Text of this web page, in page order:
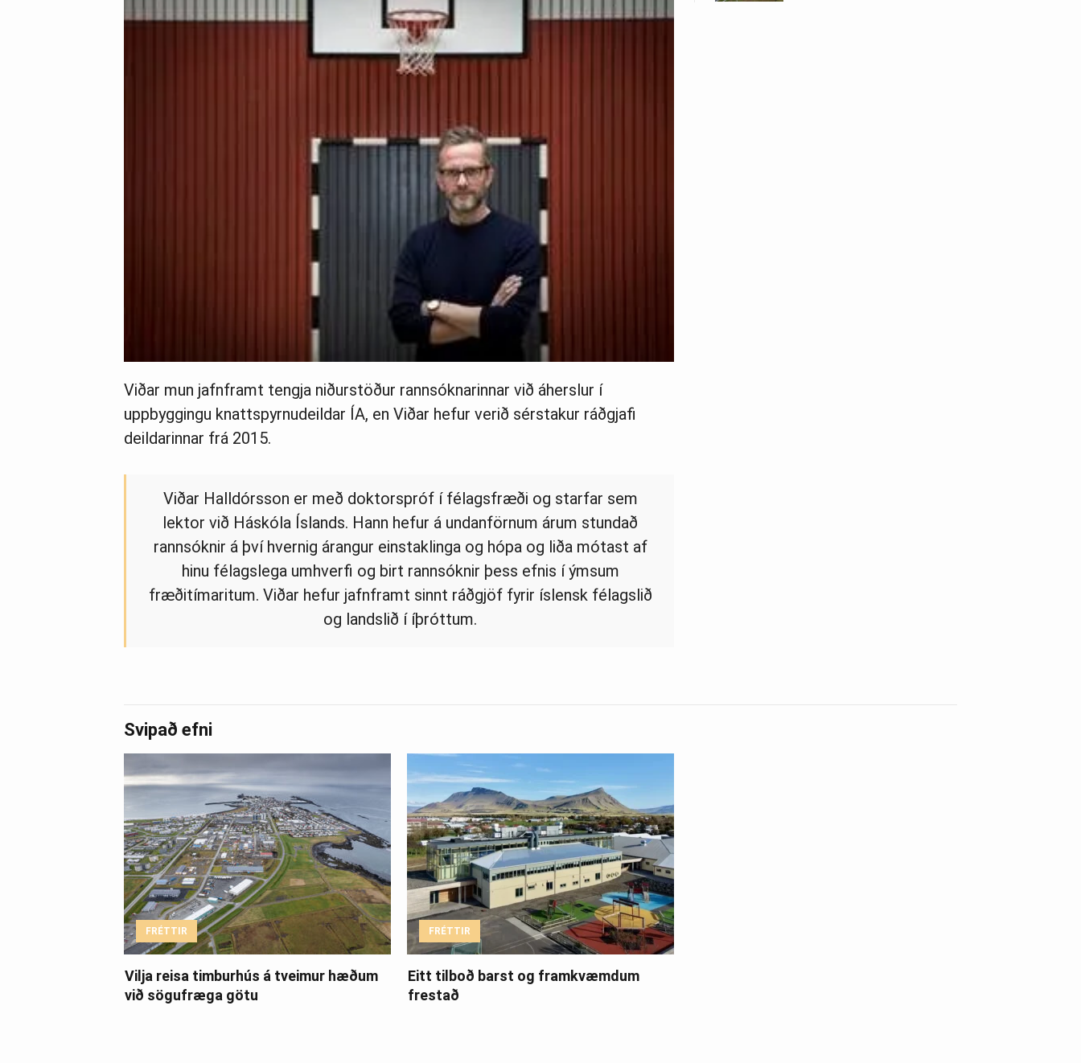
Viðar mun jafnframt tengja niðurstöður rannsóknarinnar við áherslur í
uppbyggingu knattspyrnudeildar ÍA, en Viðar hefur verið sérstakur ráðgjafi
deildarinnar frá 2015.
Viðar Halldórsson er með doktorspróf í félagsfræði og starfar sem
lektor við Háskóla Íslands. Hann hefur á undanförnum árum stundað
rannsóknir á því hvernig árangur einstaklinga og hópa og liða mótast af
hinu félagslega umhverfi og birt rannsóknir þess efnis í ýmsum
fræðitímaritum. Viðar hefur jafnframt sinnt ráðgjöf fyrir íslensk félagslið
og landslið í íþróttum.
Svipað efni
FRÉTTIR
Vilja reisa timburhús á tveimur hæðum
við sögufræga götu
FRÉTTIR
Eitt tilboð barst og framkvæmdum
frestað